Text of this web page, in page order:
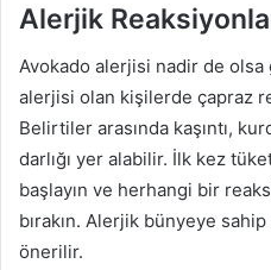
Alerjik
Avokado alerjisi nadir de
alerjisi olan kişilerde çapraz
Belirtiler arasında kaşıntı,
darlığı yer alabilir. İlk kez
başlayın ve herhangi bir
bırakın. Alerjik bünyeye
önerilir.